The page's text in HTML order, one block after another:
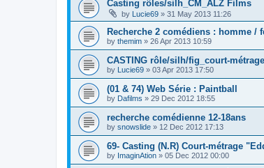
Casting rôles/silh_CM_ALZ Films
by Lucie69 » 31 May 2013 11:26
Recherche 2 comédiens : homme /
by themim » 26 Apr 2013 10:59
CASTING rôle/silh/fig_court-
by Lucie69 » 03 Apr 2013 17:50
(01 & 74) Web Série : Paintball
by Dafilms » 29 Dec 2012 18:55
recherche comédienne 12-18ans
by snowslide » 12 Dec 2012 17:13
69- Casting (N.R) Court-métrage
by ImaginAtion » 05 Dec 2012 00:00